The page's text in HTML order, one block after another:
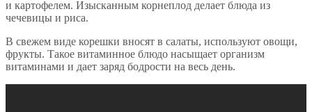
и картофелем. Изысканным корнеплод делает блюда из
чечевицы и риса.
В свежем виде корешки вносят в салаты, используют овощи,
фрукты. Такое витаминное блюдо насыщает организм
витаминами и дает заряд бодрости на весь день.